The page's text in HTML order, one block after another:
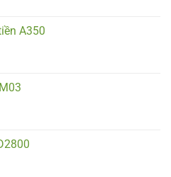
A350